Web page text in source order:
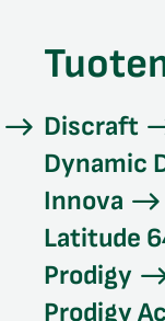
Discraft
Dynamic
Innova
Latitude
Prodigy
Prodigy